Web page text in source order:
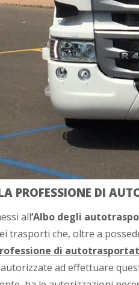
PROFESSIONE DI
all‘Albo degli
trasporti che, oltre a
di
ad effettuare